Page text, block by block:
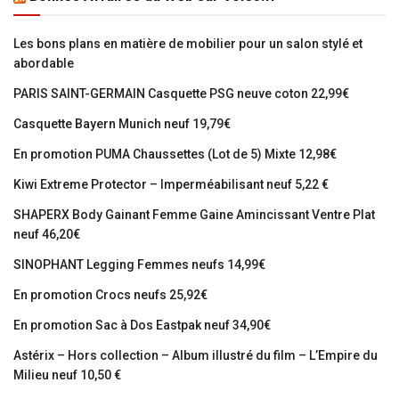
Les bons plans en matière de mobilier pour un salon stylé et
abordable
PARIS SAINT-GERMAIN Casquette PSG neuve coton 22,99€
Casquette Bayern Munich neuf 19,79€
En promotion PUMA Chaussettes (Lot de 5) Mixte 12,98€
Kiwi Extreme Protector – Imperméabilisant neuf 5,22 €
SHAPERX Body Gainant Femme Gaine Amincissant Ventre Plat
neuf 46,20€
SINOPHANT Legging Femmes neufs 14,99€
En promotion Crocs neufs 25,92€
En promotion Sac à Dos Eastpak neuf 34,90€
Astérix – Hors collection – Album illustré du film – L’Empire du
Milieu neuf 10,50 €